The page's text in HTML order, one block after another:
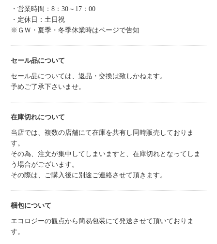
・営業時間：8：30～17：00
・定休日：土日祝
※ＧＷ・夏季・冬季休業時はページで告知
セール品について
セール品については、返品・交換は致しかねます。
予めご了承下さいませ。
在庫切れについて
当店では、複数の店舗にて在庫を共有し同時販売しておりま
す。
その為、注文が集中してしまいますと、在庫切れとなってしま
う場合がございます。
その際は、ご購入後に別途ご連絡させて頂きます。
梱包について
エコロジーの観点から簡易包装にて発送させて頂いておりま
す。